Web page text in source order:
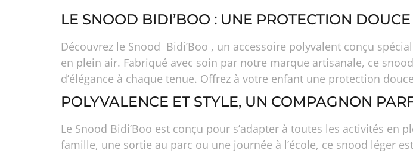
LE SNOOD BIDI’BOO : UNE PROTECTION
Découvrez le Snood Bidi’Boo , un accessoire polyvalent conçu
en plein air. Fabriqué avec soin par notre marque artisanale, ce
d’élégance à chaque tenue. Offrez à votre enfant une protection
POLYVALENCE ET STYLE, UN COMPAGNON
Le Snood Bidi’Boo est conçu pour s’adapter à toutes les activités
famille, une sortie au parc ou une journée à l’école, ce snood léger